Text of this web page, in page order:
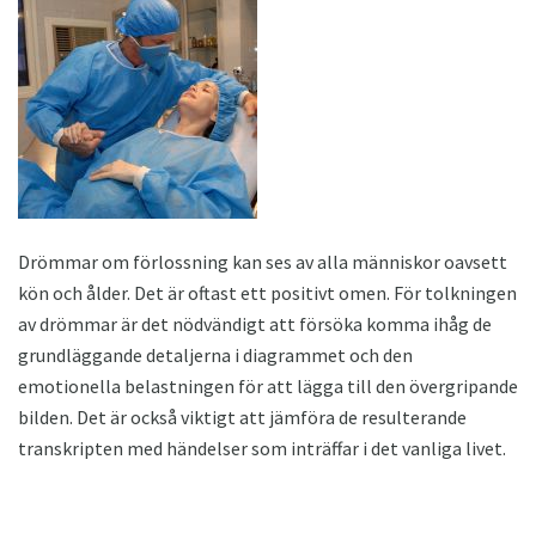
Drömmar om förlossning kan ses av alla människor oavsett
kön och ålder. Det är oftast ett positivt omen. För tolkningen
av drömmar är det nödvändigt att försöka komma ihåg de
grundläggande detaljerna i diagrammet och den
emotionella belastningen för att lägga till den övergripande
bilden. Det är också viktigt att jämföra de resulterande
transkripten med händelser som inträffar i det vanliga livet.